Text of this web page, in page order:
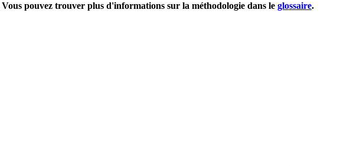
pouvez trouver plus d'informations sur la méthodologie dans le glossaire.